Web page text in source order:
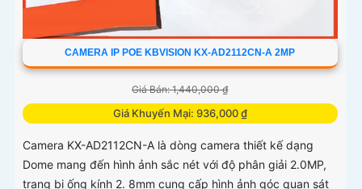
CAMERA IP POE KBVISION KX-AD2112CN-A 2MP
Giá Bán: 1,440,000 ₫
Giá Khuyến Mại: 936,000 ₫
Camera KX-AD2112CN-A là dòng camera thiết kế dạng
Dome mang đến hình ảnh sắc nét với độ phân giải 2.0MP,
trang bị ống kính 2. 8mm cung cấp hình ảnh góc quan sát